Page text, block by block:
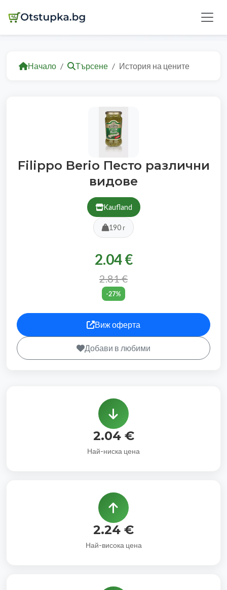
Начало Търсене История на цените
Filippo Berio Песто различни
видове
Kaufland
190 г
2.04 €
2.81 €
-27%
Виж оферта
Добави в любими
2.04 €
Най-ниска цена
2.24 €
Най-висока цена